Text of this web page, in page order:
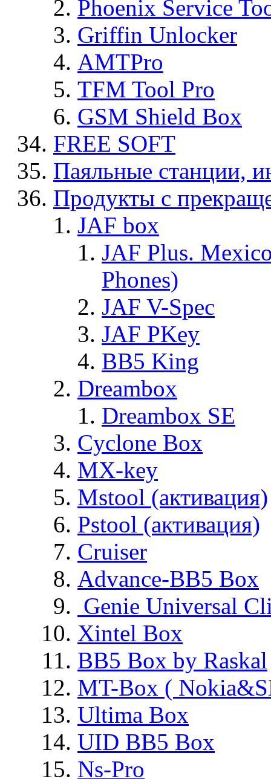
Phoenix Service
Griffin Unlocker
AMTPro
TFM Tool Pro
GSM Shield Box
FREE SOFT
Паяльные станции,
Продукты с
JAF box
JAF Plus.
Phones)
JAF V-Spec
JAF PKey
BB5 King
Dreambox
Dreambox SE
Cyclone Box
MX-key
Mstool (активация)
Pstool (активация)
Cruiser
Advance-BB5 Box
Genie Universal
Xintel Box
BB5 Box by Raskal
MT-Box (
Ultima Box
UID BB5 Box
Ns-Pro